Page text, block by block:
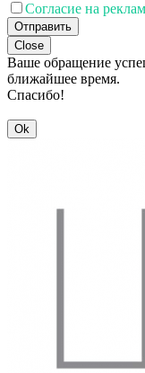
Согласие на
Отправить
Close
Ваше обращение
ближайшее время.
Спасибо!
Ok